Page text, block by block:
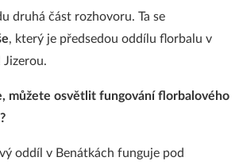
druhá část rozhovoru. Ta se
, který je předsedou oddílu florbalu v
Jizerou.
můžete osvětlit fungování florbalového
oddíl v Benátkách funguje pod